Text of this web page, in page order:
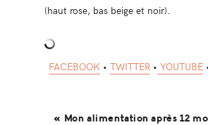
(haut rose, bas beige et noir).
FACEBOOK • TWITTER • YOUTUBE
« Mon alimentation après 12